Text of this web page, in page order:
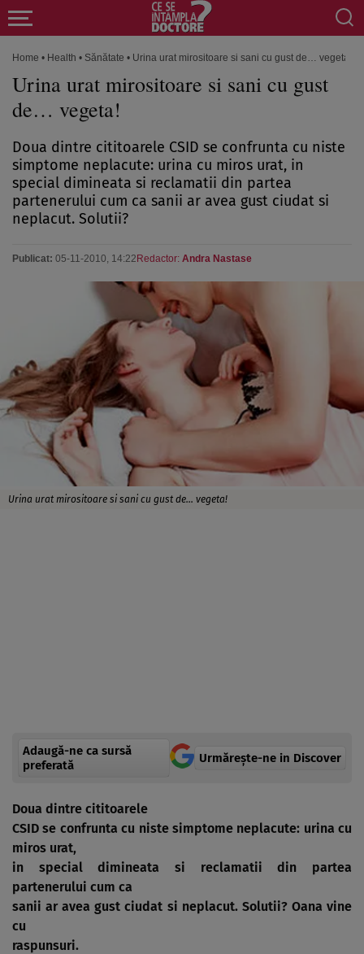
Home • Health • Sănătate • Urina urat mirositoare si sani cu gust de… vegeta!
Urina urat mirositoare si sani cu gust
de… vegeta!
Doua dintre cititoarele CSID se confrunta cu niste
simptome neplacute: urina cu miros urat, in
special dimineata si reclamatii din partea
partenerului cum ca sanii ar avea gust ciudat si
neplacut. Solutii?
Publicat: 05-11-2010, 14:22 Redactor: Andra Nastase
Urina urat mirositoare si sani cu gust de... vegeta!
Adaugă-ne ca sursă
preferată
Urmărește-ne in Discover
Doua dintre cititoarele
CSID se confrunta cu niste simptome neplacute: urina cu
miros urat,
in special dimineata si reclamatii din partea
partenerului cum ca
sanii ar avea gust ciudat si neplacut. Solutii? Oana vine
cu
raspunsuri.